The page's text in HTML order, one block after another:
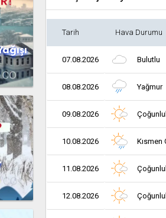
Tarih Hava Durumu
07.08.2026 Bulutlu
08.08.2026 Yağmur
09.08.2026
10.08.2026 Kısmen
11.08.2026
12.08.2026